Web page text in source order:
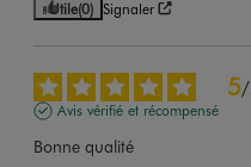
Utile(0) Signaler
5/
Avis vérifié et récompensé
Bonne qualité